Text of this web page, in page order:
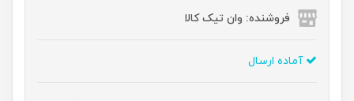
فروشنده: وان تیک کالا
آماده ارسال